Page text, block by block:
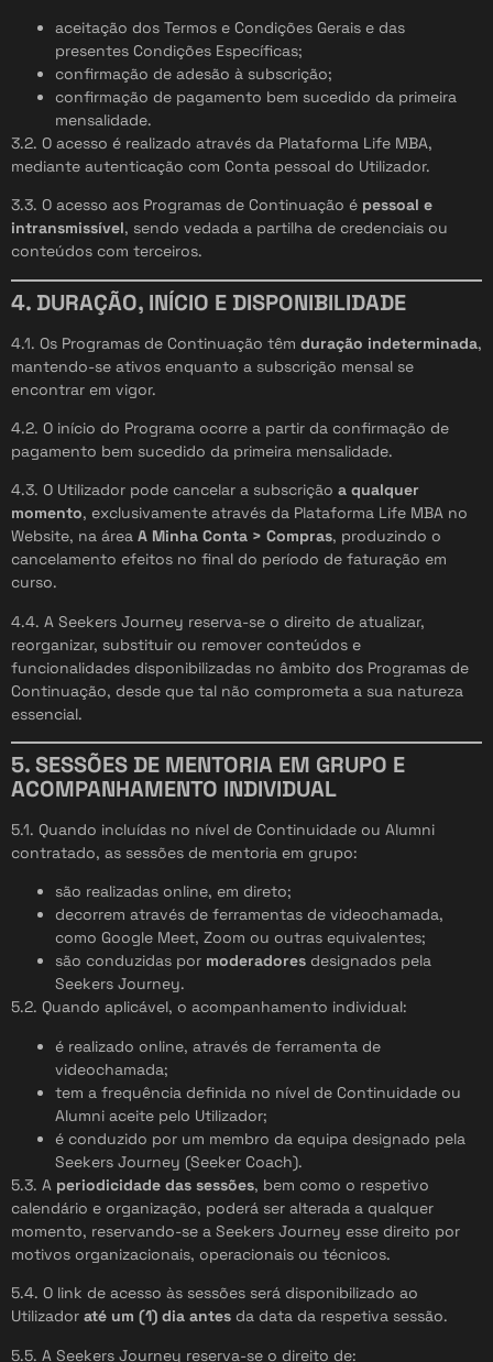
aceitação dos Termos e Condições Gerais e das
presentes Condições Específicas;
confirmação de adesão à subscrição;
confirmação de pagamento bem sucedido da primeira
mensalidade.
3.2. O acesso é realizado através da Plataforma Life MBA,
mediante autenticação com Conta pessoal do Utilizador.
3.3. O acesso aos Programas de Continuação é pessoal e
intransmissível, sendo vedada a partilha de credenciais ou
conteúdos com terceiros.
4. DURAÇÃO, INÍCIO E DISPONIBILIDADE
4.1. Os Programas de Continuação têm duração indeterminada,
mantendo-se ativos enquanto a subscrição mensal se
encontrar em vigor.
4.2. O início do Programa ocorre a partir da confirmação de
pagamento bem sucedido da primeira mensalidade.
4.3. O Utilizador pode cancelar a subscrição a qualquer
momento, exclusivamente através da Plataforma Life MBA no
Website, na área A Minha Conta > Compras, produzindo o
cancelamento efeitos no final do período de faturação em
curso.
4.4. A Seekers Journey reserva-se o direito de atualizar,
reorganizar, substituir ou remover conteúdos e
funcionalidades disponibilizadas no âmbito dos Programas de
Continuação, desde que tal não comprometa a sua natureza
essencial.
5. SESSÕES DE MENTORIA EM GRUPO E
ACOMPANHAMENTO INDIVIDUAL
5.1. Quando incluídas no nível de Continuidade ou Alumni
contratado, as sessões de mentoria em grupo:
são realizadas online, em direto;
decorrem através de ferramentas de videochamada,
como Google Meet, Zoom ou outras equivalentes;
são conduzidas por moderadores designados pela
Seekers Journey.
5.2. Quando aplicável, o acompanhamento individual:
é realizado online, através de ferramenta de
videochamada;
tem a frequência definida no nível de Continuidade ou
Alumni aceite pelo Utilizador;
é conduzido por um membro da equipa designado pela
Seekers Journey (Seeker Coach).
5.3. A periodicidade das sessões, bem como o respetivo
calendário e organização, poderá ser alterada a qualquer
momento, reservando-se a Seekers Journey esse direito por
motivos organizacionais, operacionais ou técnicos.
5.4. O link de acesso às sessões será disponibilizado ao
Utilizador até um (1) dia antes da data da respetiva sessão.
5.5. A Seekers Journey reserva-se o direito de: